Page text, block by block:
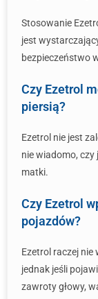
Stosowanie
jest
bezpieczeństwo
Czy Ezetrol
piersią?
Ezetrol nie jest
nie wiadomo,
matki.
Czy Ezetrol
pojazdów?
Ezetrol raczej nie
jednak jeśli
zawroty głowy,